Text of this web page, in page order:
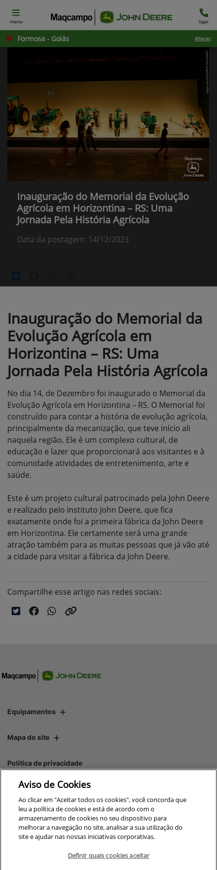
menu ligar
Formosa - Goiás Alterar
Inauguração do Memorial da Evolução
Agrícola em Horizontina – RS: Uma
Jornada Pela História Agrícola
Data da postagem: 14/12/2023
Inauguração do Memorial da
Evolução Agrícola em
Horizontina – RS: Uma
Jornada Pela História Agrícola
No dia 14, de Dezembro foi inaugurado o Memorial da
Evolução Agrícola em Horizontina – RS. O Memorial foi
construído para contar a história de evolução agrícola,
principalmente da mecanização, que teve início ali
naquela região. Ele é um complexo cultural, de
educação e lazer que proporcionará aos visitantes e à
comunidade atividades de entretenimento, arte e
saúde.
Este é um projeto cultural patrocinado pela John Deere
e realizado pelo Instituto John Deere, que fica
exatamente onde foi a primeira fábrica da John Deere
em Horizontina. Ele certamente será uma grande
atração também para as muitas pessoas que já vão até
a cidade para visitar a fábrica da John Deere.
Compartilhe esse artigo nas redes sociais:
Equipamentos
Mapa do site
Política de privacidade
CNPJ: 00.970.771/0006-16
No trânsito, enxergar o outro
Aviso de Cookies
Ao clicar em "Aceitar todos os cookies", você concorda que
leu a política de cookies e está de acordo com o
armazenamento de cookies no seu dispositivo para
melhorar a navegação no site, analisar a sua utilização do
site e ajudar nas nossas iniciativas corporativas.
Definir quais cookies aceitar